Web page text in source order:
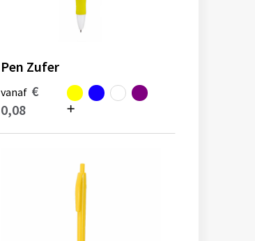
Pen Zufer
vanaf €
0,08